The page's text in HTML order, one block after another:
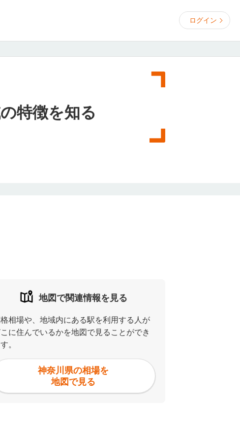
ログイン
特徴を知る
地図で関連情報を見る
相場や、地域内にある駅を利用する人が
に住んでいるかを地図で見ることができ
。
神奈川県の相場を
地図で見る